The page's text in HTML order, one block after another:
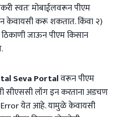
स्वतः मोबाईलवरून पीएम
केवायसी करू शकतात. किंवा २)
ठिकाणी जाऊन पीएम किसान
Seva Portalवरून पीएम
सीएससी लॉग इन करताना अडचण
येत आहे. यामुळे केवायसी